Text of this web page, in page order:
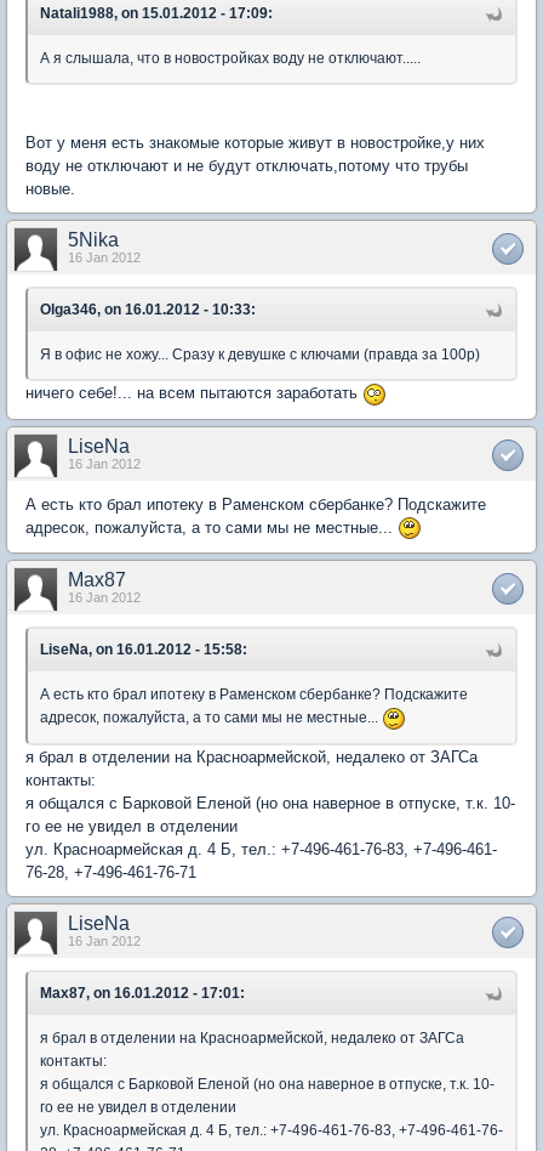
Natali1988, on 15.01.2012 - 17:09:
А я слышала, что в новостройках воду не отключают.....
Вот у меня есть знакомые которые живут в новостройке,у них
воду не отключают и не будут отключать,потому что трубы
новые.
5Nika
16 Jan 2012
Olga346, on 16.01.2012 - 10:33:
Я в офис не хожу... Сразу к девушке с ключами (правда за 100р)
ничего себе!... на всем пытаются заработать
LiseNa
16 Jan 2012
А есть кто брал ипотеку в Раменском сбербанке? Подскажите
адресок, пожалуйста, а то сами мы не местные...
Max87
16 Jan 2012
LiseNa, on 16.01.2012 - 15:58:
А есть кто брал ипотеку в Раменском сбербанке? Подскажите
адресок, пожалуйста, а то сами мы не местные...
я брал в отделении на Красноармейской, недалеко от ЗАГСа
контакты:
я общался с Барковой Еленой (но она наверное в отпуске, т.к. 10-
го ее не увидел в отделении
ул. Красноармейская д. 4 Б, тел.: +7-496-461-76-83, +7-496-461-
76-28, +7-496-461-76-71
LiseNa
16 Jan 2012
Max87, on 16.01.2012 - 17:01:
я брал в отделении на Красноармейской, недалеко от ЗАГСа
контакты:
я общался с Барковой Еленой (но она наверное в отпуске, т.к. 10-
го ее не увидел в отделении
ул. Красноармейская д. 4 Б, тел.: +7-496-461-76-83, +7-496-461-76-